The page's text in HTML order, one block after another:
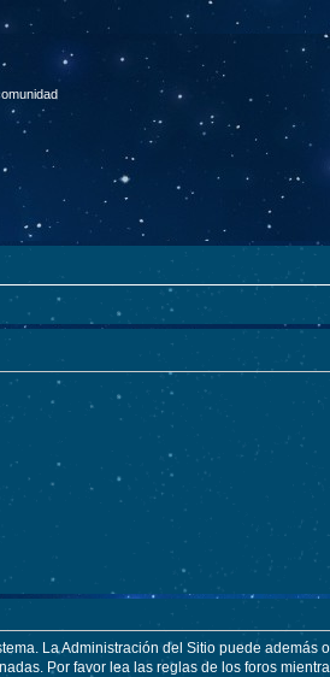
La Administración del Sitio puede además
Por favor lea las reglas de los foros